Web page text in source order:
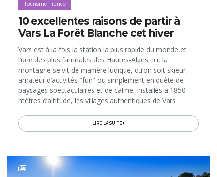
Tourisme France
10 excellentes raisons de partir à
Vars La Forêt Blanche cet hiver
Vars est à la fois la station la plus rapide du monde et
l’une des plus familiales des Hautes-Alpes. Ici, la
montagne se vit de manière ludique, qu’on soit skieur,
amateur d’activités "fun" ou simplement en quête de
paysages spectaculaires et de calme. Installés à 1850
mètres d’altitude, les villages authentiques de Vars
pompes, avec un concert...LIRE LA SUITE